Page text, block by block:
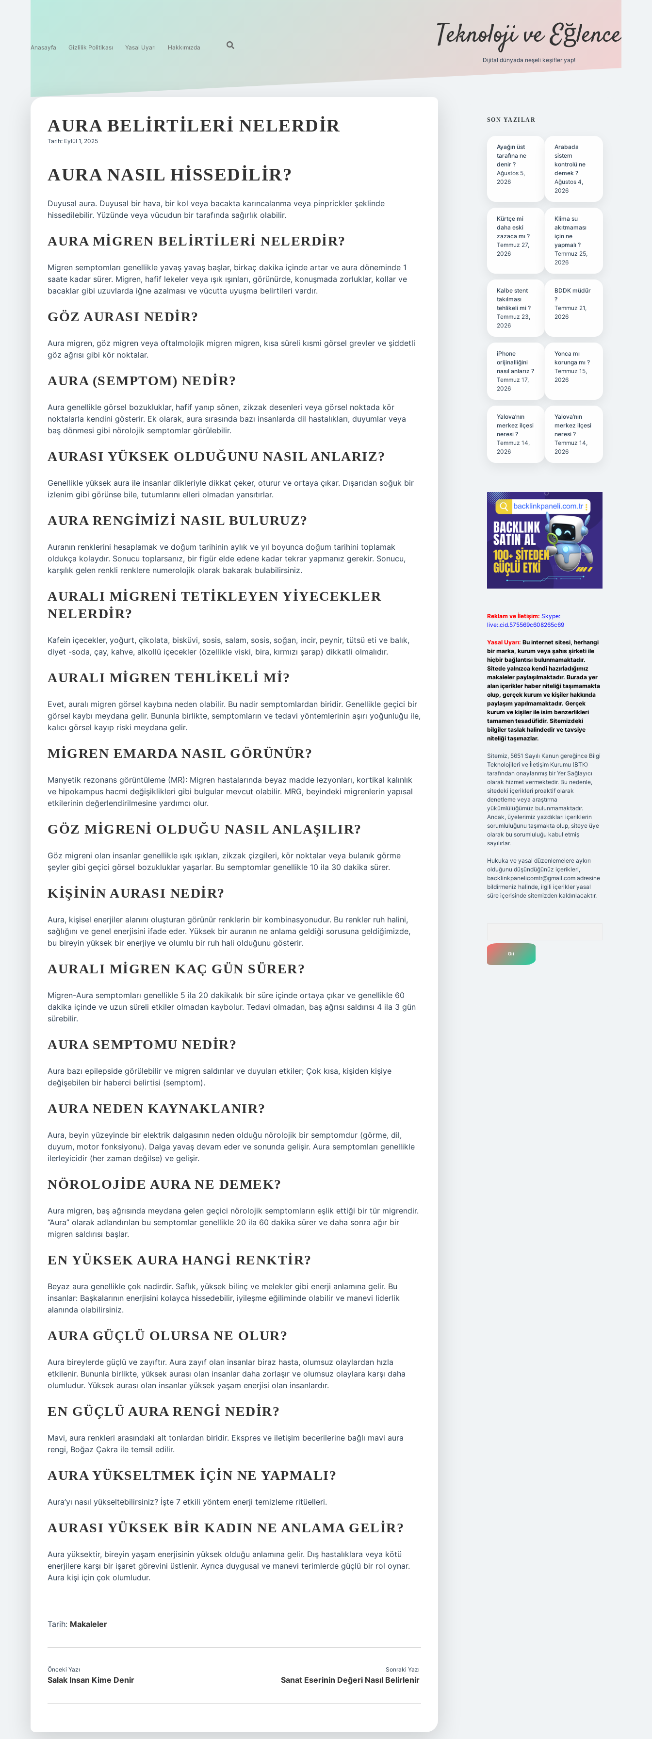
Anasayfa Gizlilik Politikası Yasal Uyarı Hakkımızda Teknoloji ve Eğlence
Dijital dünyada neşeli keşifler yap!
AURA BELIRTILERI NELERDIR
Tarih: Eylül 1, 2025
AURA NASIL HISSEDILIR?
Duyusal aura. Duyusal bir hava, bir kol veya bacakta karıncalanma veya pinprickler şeklinde
hissedilebilir. Yüzünde veya vücudun bir tarafında sağırlık olabilir.
AURA MIGREN BELIRTILERI NELERDIR?
Migren semptomları genellikle yavaş yavaş başlar, birkaç dakika içinde artar ve aura döneminde 1
saate kadar sürer. Migren, hafif lekeler veya ışık ışınları, görünürde, konuşmada zorluklar, kollar ve
bacaklar gibi uzuvlarda iğne azalması ve vücutta uyuşma belirtileri vardır.
GÖZ AURASI NEDIR?
Aura migren, göz migren veya oftalmolojik migren migren, kısa süreli kısmi görsel grevler ve şiddetli
göz ağrısı gibi kör noktalar.
AURA (SEMPTOM) NEDIR?
Aura genellikle görsel bozukluklar, hafif yanıp sönen, zikzak desenleri veya görsel noktada kör
noktalarla kendini gösterir. Ek olarak, aura sırasında bazı insanlarda dil hastalıkları, duyumlar veya
baş dönmesi gibi nörolojik semptomlar görülebilir.
AURASI YÜKSEK OLDUĞUNU NASIL ANLARIZ?
Genellikle yüksek aura ile insanlar dikleriyle dikkat çeker, oturur ve ortaya çıkar. Dışarıdan soğuk bir
izlenim gibi görünse bile, tutumlarını elleri olmadan yansıtırlar.
AURA RENGIMIZI NASIL BULURUZ?
Auranın renklerini hesaplamak ve doğum tarihinin aylık ve yıl boyunca doğum tarihini toplamak
oldukça kolaydır. Sonucu toplarsanız, bir figür elde edene kadar tekrar yapmanız gerekir. Sonucu,
karşılık gelen renkli renklere numerolojik olarak bakarak bulabilirsiniz.
AURALI MIGRENI TETIKLEYEN YIYECEKLER
NELERDIR?
Kafein içecekler, yoğurt, çikolata, bisküvi, sosis, salam, sosis, soğan, incir, peynir, tütsü eti ve balık,
diyet -soda, çay, kahve, alkollü içecekler (özellikle viski, bira, kırmızı şarap) dikkatli olmalıdır.
AURALI MIGREN TEHLIKELI MI?
Evet, auralı migren görsel kaybına neden olabilir. Bu nadir semptomlardan biridir. Genellikle geçici bir
görsel kaybı meydana gelir. Bununla birlikte, semptomların ve tedavi yöntemlerinin aşırı yoğunluğu ile,
kalıcı görsel kayıp riski meydana gelir.
MIGREN EMARDA NASIL GÖRÜNÜR?
Manyetik rezonans görüntüleme (MR): Migren hastalarında beyaz madde lezyonları, kortikal kalınlık
ve hipokampus hacmi değişiklikleri gibi bulgular mevcut olabilir. MRG, beyindeki migrenlerin yapısal
etkilerinin değerlendirilmesine yardımcı olur.
GÖZ MIGRENI OLDUĞU NASIL ANLAŞILIR?
Göz migreni olan insanlar genellikle ışık ışıkları, zikzak çizgileri, kör noktalar veya bulanık görme
şeyler gibi geçici görsel bozukluklar yaşarlar. Bu semptomlar genellikle 10 ila 30 dakika sürer.
KIŞININ AURASI NEDIR?
Aura, kişisel enerjiler alanını oluşturan görünür renklerin bir kombinasyonudur. Bu renkler ruh halini,
sağlığını ve genel enerjisini ifade eder. Yüksek bir auranın ne anlama geldiği sorusuna geldiğimizde,
bu bireyin yüksek bir enerjiye ve olumlu bir ruh hali olduğunu gösterir.
AURALI MIGREN KAÇ GÜN SÜRER?
Migren-Aura semptomları genellikle 5 ila 20 dakikalık bir süre içinde ortaya çıkar ve genellikle 60
dakika içinde ve uzun süreli etkiler olmadan kaybolur. Tedavi olmadan, baş ağrısı saldırısı 4 ila 3 gün
sürebilir.
AURA SEMPTOMU NEDIR?
Aura bazı epilepside görülebilir ve migren saldırılar ve duyuları etkiler; Çok kısa, kişiden kişiye
değişebilen bir haberci belirtisi (semptom).
AURA NEDEN KAYNAKLANIR?
Aura, beyin yüzeyinde bir elektrik dalgasının neden olduğu nörolojik bir semptomdur (görme, dil,
duyum, motor fonksiyonu). Dalga yavaş devam eder ve sonunda gelişir. Aura semptomları genellikle
ilerleyicidir (her zaman değilse) ve gelişir.
NÖROLOJIDE AURA NE DEMEK?
Aura migren, baş ağrısında meydana gelen geçici nörolojik semptomların eşlik ettiği bir tür migrendir.
“Aura” olarak adlandırılan bu semptomlar genellikle 20 ila 60 dakika sürer ve daha sonra ağır bir
migren saldırısı başlar.
EN YÜKSEK AURA HANGI RENKTIR?
Beyaz aura genellikle çok nadirdir. Saflık, yüksek bilinç ve melekler gibi enerji anlamına gelir. Bu
insanlar: Başkalarının enerjisini kolayca hissedebilir, iyileşme eğiliminde olabilir ve manevi liderlik
alanında olabilirsiniz.
AURA GÜÇLÜ OLURSA NE OLUR?
Aura bireylerde güçlü ve zayıftır. Aura zayıf olan insanlar biraz hasta, olumsuz olaylardan hızla
etkilenir. Bununla birlikte, yüksek aurası olan insanlar daha zorlaşır ve olumsuz olaylara karşı daha
olumludur. Yüksek aurası olan insanlar yüksek yaşam enerjisi olan insanlardır.
EN GÜÇLÜ AURA RENGI NEDIR?
Mavi, aura renkleri arasındaki alt tonlardan biridir. Ekspres ve iletişim becerilerine bağlı mavi aura
rengi, Boğaz Çakra ile temsil edilir.
AURA YÜKSELTMEK IÇIN NE YAPMALI?
Aura’yı nasıl yükseltebilirsiniz? İşte 7 etkili yöntem enerji temizleme ritüelleri.
AURASI YÜKSEK BIR KADIN NE ANLAMA GELIR?
Aura yüksektir, bireyin yaşam enerjisinin yüksek olduğu anlamına gelir. Dış hastalıklara veya kötü
enerjilere karşı bir işaret görevini üstlenir. Ayrıca duygusal ve manevi terimlerde güçlü bir rol oynar.
Aura kişi için çok olumludur.
Tarih: Makaleler
Önceki Yazı
Salak Insan Kime Denir
Sonraki Yazı
Sanat Eserinin Değeri Nasıl Belirlenir
SIDEBAR
SON YAZILAR
Ayağın üst
tarafına ne
denir ?
Ağustos 5,
2026
Arabada
sistem
kontrolü ne
demek ?
Ağustos 4,
2026
Kürtçe mi
daha eski
zazaca mı ?
Temmuz 27,
2026
Klima su
akıtmaması
için ne
yapmalı ?
Temmuz 25,
2026
Kalbe stent
takılması
tehlikeli mi ?
Temmuz 23,
2026
BDDK müdür
?
Temmuz 21,
2026
iPhone
orijinalliğini
nasıl anlarız ?
Temmuz 17,
2026
Yonca mı
korunga mı ?
Temmuz 15,
2026
Yalova’nın
merkez ilçesi
neresi ?
Temmuz 14,
2026
Yalova’nın
merkez ilçesi
neresi ?
Temmuz 14,
2026
Reklam ve İletişim: Skype:
live:.cid.575569c608265c69
Yasal Uyarı: Bu internet sitesi, herhangi
bir marka, kurum veya şahıs şirketi ile
hiçbir bağlantısı bulunmamaktadır.
Sitede yalnızca kendi hazırladığımız
makaleler paylaşılmaktadır. Burada yer
alan içerikler haber niteliği taşımamakta
olup, gerçek kurum ve kişiler hakkında
paylaşım yapılmamaktadır. Gerçek
kurum ve kişiler ile isim benzerlikleri
tamamen tesadüfidir. Sitemizdeki
bilgiler taslak halindedir ve tavsiye
niteliği taşımazlar.
Sitemiz, 5651 Sayılı Kanun gereğince Bilgi
Teknolojileri ve İletişim Kurumu (BTK)
tarafından onaylanmış bir Yer Sağlayıcı
olarak hizmet vermektedir. Bu nedenle,
sitedeki içerikleri proaktif olarak
denetleme veya araştırma
yükümlülüğümüz bulunmamaktadır.
Ancak, üyelerimiz yazdıkları içeriklerin
sorumluluğunu taşımakta olup, siteye üye
olarak bu sorumluluğu kabul etmiş
sayılırlar.
Hukuka ve yasal düzenlemelere aykırı
olduğunu düşündüğünüz içerikleri,
backlinkpanelicomtr@gmail.comadresine
bildirmeniz halinde, ilgili içerikler yasal
süre içerisinde sitemizden kaldırılacaktır.